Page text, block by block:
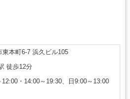
東本町6-7 浜久ビル105
徒歩12分
12:00・14:00～19:30、日9:00～13:00